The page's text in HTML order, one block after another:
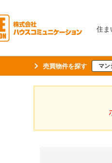
住ま
売買物件を探す マン